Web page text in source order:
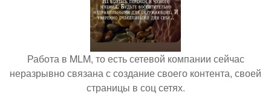
Работа в MLM, то есть сетевой компании сейчас
неразрывно связана с создание своего контента, своей
страницы в соц сетях.